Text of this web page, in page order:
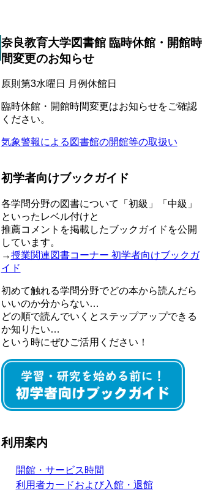
奈良教育大学図書館 臨時休館・開館時
間変更のお知らせ
原則第3水曜日 月例休館日
臨時休館・開館時間変更はお知らせをご確認
ください。
気象警報による図書館の開館等の取扱い
初学者向けブックガイド
各学問分野の図書について「初級」「中級」
といったレベル付けと
推薦コメントを掲載したブックガイドを公開
しています。
→授業関連図書コーナー 初学者向けブックガ
イド
初めて触れる学問分野でどの本から読んだら
いいのか分からない…
どの順で読んでいくとステップアップできる
か知りたい…
という時にぜひご活用ください！
利用案内
開館・サービス時間
利用者カードおよび入館・退館